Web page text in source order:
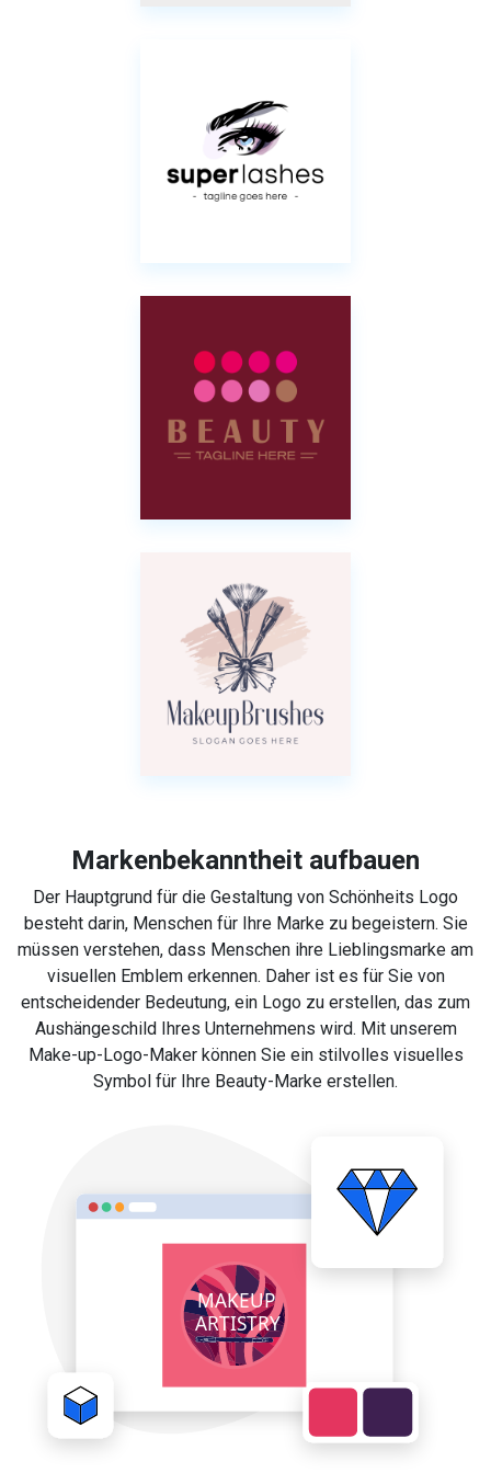
Markenbekanntheit aufbauen
Der Hauptgrund für die Gestaltung von Schönheits Logo
besteht darin, Menschen für Ihre Marke zu begeistern. Sie
müssen verstehen, dass Menschen ihre Lieblingsmarke am
visuellen Emblem erkennen. Daher ist es für Sie von
entscheidender Bedeutung, ein Logo zu erstellen, das zum
Aushängeschild Ihres Unternehmens wird. Mit unserem
Make-up-Logo-Maker können Sie ein stilvolles visuelles
Symbol für Ihre Beauty-Marke erstellen.